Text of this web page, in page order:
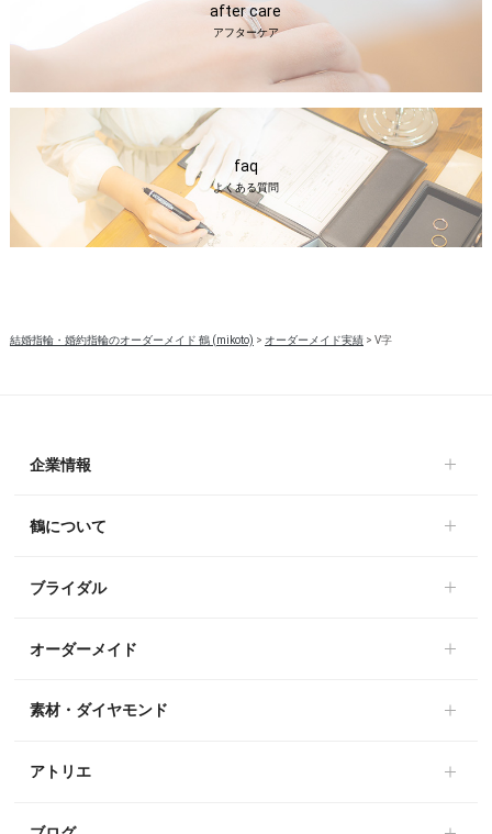
after care
アフターケア
faq
よくある質問
結婚指輪・婚約指輪のオーダーメイド 鶴 (mikoto) > オーダーメイド実績> V字
企業情報
鶴について
ブライダル
オーダーメイド
素材・ダイヤモンド
アトリエ